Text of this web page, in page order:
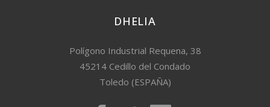
DHELIA
Polígono Industrial Requena, 38
45214 Cedillo del Condado
Toledo (ESPAÑA)